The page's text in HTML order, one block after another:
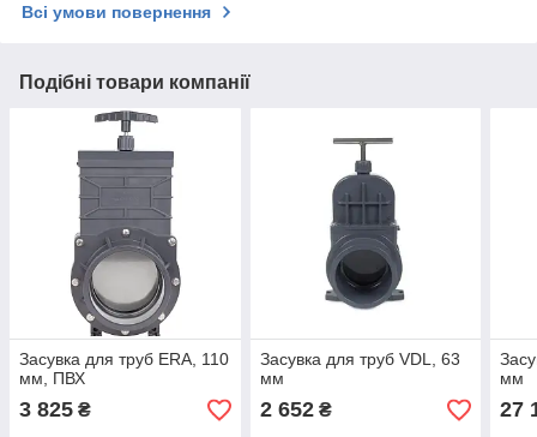
Всі умови повернення
Подібні товари компанії
Засувка для труб ERA, 110
мм, ПВХ
3 825 ₴
Засувка для труб VDL, 63
мм
2 652₴
мм
27